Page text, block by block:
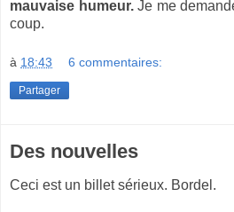
mauvaise humeur.Je me
coup.
à 18:43 6 commentaires:
Partager
Des nouvelles
Ceci est un billet sérieux. Bordel.